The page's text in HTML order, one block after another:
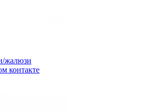
жалюзи
контакте